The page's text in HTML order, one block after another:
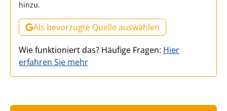
hinzu.
Als bevorzugte Quelle auswählen
Wie funktioniert das? Häufige Fragen: Hier
erfahren Sie mehr